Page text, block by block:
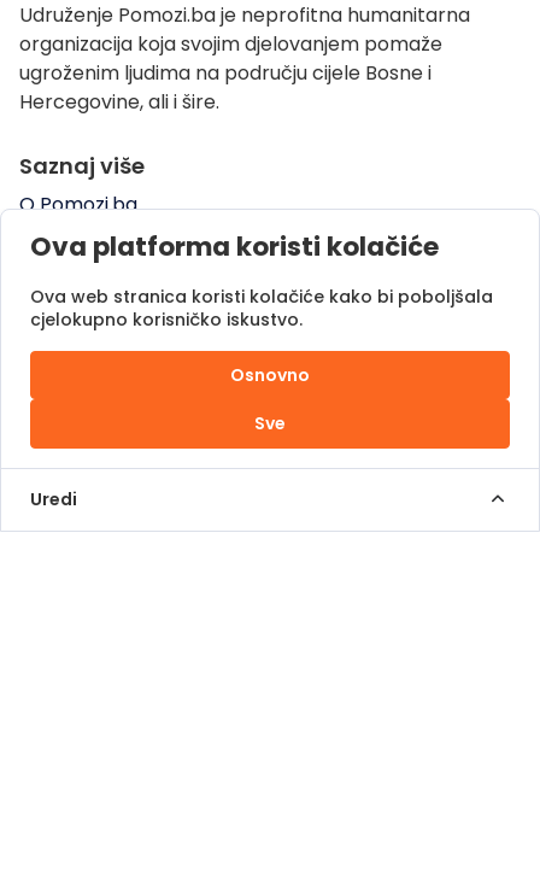
Udruženje Pomozi.ba je neprofitna humanitarna
organizacija koja svojim djelovanjem pomaže
ugroženim ljudima na području cijele Bosne i
Hercegovine, ali i šire.
Saznaj više
O Pomozi.ba
Pogledaj kampanje
Pomozi.ba Novosti
Kontaktirajte nas
Kontakt Info
+387 62 839 000
info@pomoziba.org
Ova platforma koristi kolačiće
Ova web stranica koristi kolačiće kako bi poboljšala
cjelokupno korisničko iskustvo.
Osnovno
Sve
Uredi